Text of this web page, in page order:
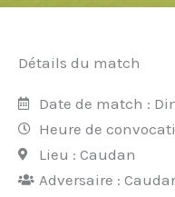
Détails du match
Date de match :
Heure de
Lieu : Caudan
Adversaire :